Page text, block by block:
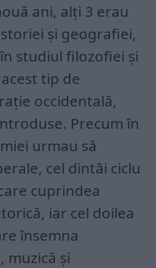
ani, alți 3 erau
și geografiei,
studiul filozofiei și
tip de
occidentală,
Precum în
urmau să
cel dintâi ciclu
cuprindea
iar cel doilea
însemna
muzică și